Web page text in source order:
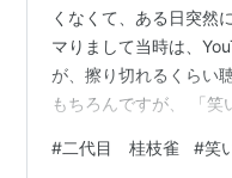
くなくて、ある日突然
マりまして当時は、
が、擦り切れるくらい
もちろんですが、 「笑
倒的なスピード感を生
#二代目 桂枝雀 #笑